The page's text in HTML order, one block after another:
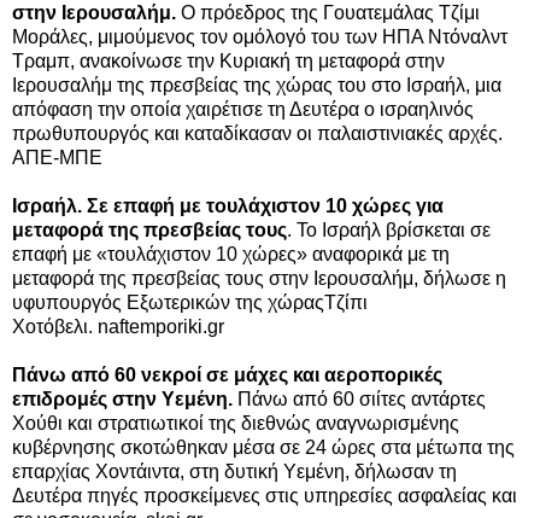
στην Ιερουσαλήμ. Ο πρόεδρος της Γουατεμάλας Τζίμι
Μοράλες, μιμούμενος τον ομόλογό του των ΗΠΑ Ντόναλντ
Τραμπ, ανακοίνωσε την Κυριακή τη μεταφορά στην
Ιερουσαλήμ της πρεσβείας της χώρας του στο Ισραήλ, μια
απόφαση την οποία χαιρέτισε τη Δευτέρα ο ισραηλινός
πρωθυπουργός και καταδίκασαν οι παλαιστινιακές αρχές.
ΑΠΕ-ΜΠΕ
Ισραήλ. Σε επαφή με τουλάχιστον 10 χώρες για
μεταφορά της πρεσβείας τους. Το Ισραήλ βρίσκεται σε
επαφή με «τουλάχιστον 10 χώρες» αναφορικά με τη
μεταφορά της πρεσβείας τους στην Ιερουσαλήμ, δήλωσε η
υφυπουργός Εξωτερικών της χώραςΤζίπι
Χοτόβελι. naftemporiki.gr
Πάνω από 60 νεκροί σε μάχες και αεροπορικές
επιδρομές στην Υεμένη. Πάνω από 60 σιίτες αντάρτες
Χούθι και στρατιωτικοί της διεθνώς αναγνωρισμένης
κυβέρνησης σκοτώθηκαν μέσα σε 24 ώρες στα μέτωπα της
επαρχίας Χοντάιντα, στη δυτική Υεμένη, δήλωσαν τη
Δευτέρα πηγές προσκείμενες στις υπηρεσίες ασφαλείας και